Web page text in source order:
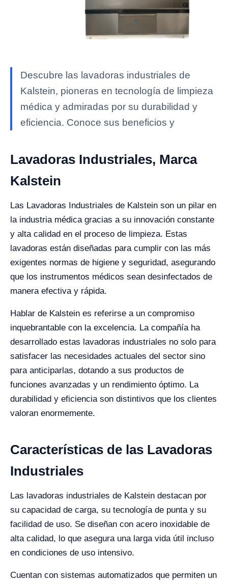
Descubre las lavadoras industriales de
Kalstein, pioneras en tecnología de limpieza
médica y admiradas por su durabilidad y
eficiencia. Conoce sus beneficios y
Lavadoras Industriales, Marca
Kalstein
Las Lavadoras Industriales de Kalstein son un pilar en
la industria médica gracias a su innovación constante
y alta calidad en el proceso de limpieza. Estas
lavadoras están diseñadas para cumplir con las más
exigentes normas de higiene y seguridad, asegurando
que los instrumentos médicos sean desinfectados de
manera efectiva y rápida.
Hablar de Kalstein es referirse a un compromiso
inquebrantable con la excelencia. La compañía ha
desarrollado estas lavadoras industriales no solo para
satisfacer las necesidades actuales del sector sino
para anticiparlas, dotando a sus productos de
funciones avanzadas y un rendimiento óptimo. La
durabilidad y eficiencia son distintivos que los clientes
valoran enormemente.
Características de las Lavadoras
Industriales
Las lavadoras industriales de Kalstein destacan por
su capacidad de carga, su tecnología de punta y su
facilidad de uso. Se diseñan con acero inoxidable de
alta calidad, lo que asegura una larga vida útil incluso
en condiciones de uso intensivo.
Cuentan con sistemas automatizados que permiten un